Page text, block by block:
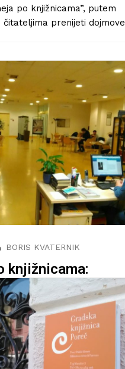
po knjižnicama”, putem
čitateljima prenijeti
BORIS KVATERNIK
knjižnicama:
od
biblioteka u
A.
nastavak iz serije
putem koje mi je
01/2021